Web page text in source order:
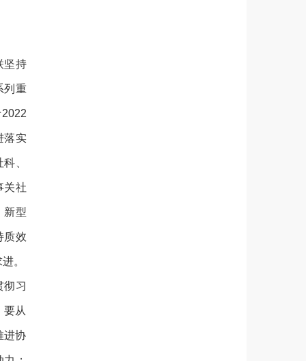
坚持
列重
落实
、
关社
新型
质效
。
彻习
要从
进协